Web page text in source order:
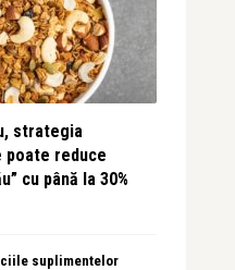
strategia
poate reduce
cu până la 30%
suplimentelor